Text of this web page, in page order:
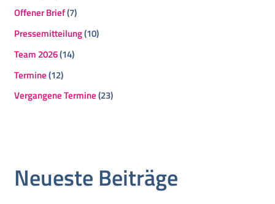
Offener Brief(7)
Pressemitteilung(10)
Team 2026(14)
Termine(12)
Vergangene Termine(23)
Neueste Beiträge